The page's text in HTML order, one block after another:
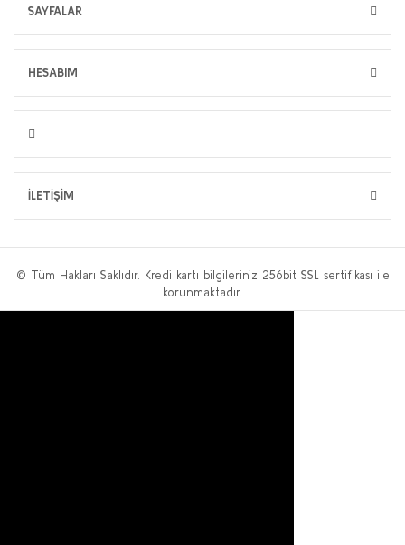
SAYFALAR
HESABIM
İLETİŞİM
© Tüm Hakları Saklıdır. Kredi kartı bilgileriniz 256bit SSL sertifikası ile
korunmaktadır.